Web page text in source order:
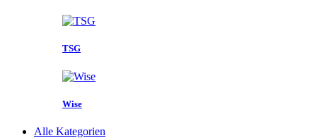
TSG
Wise
Alle Kategorien